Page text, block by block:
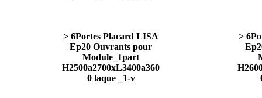
> 6Portes Placard LISA
Ep20 Ouvrants pour
Module_1part
H2500a2700xL3400a360
0 laque _1-v
>